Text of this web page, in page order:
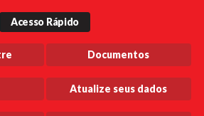
Acesso Rápido
Documentos
Atualize seus dados